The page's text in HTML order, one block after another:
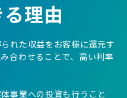
れた収益をお客様に還元す
合わせることで、高い利率
事業への投資も行うこと